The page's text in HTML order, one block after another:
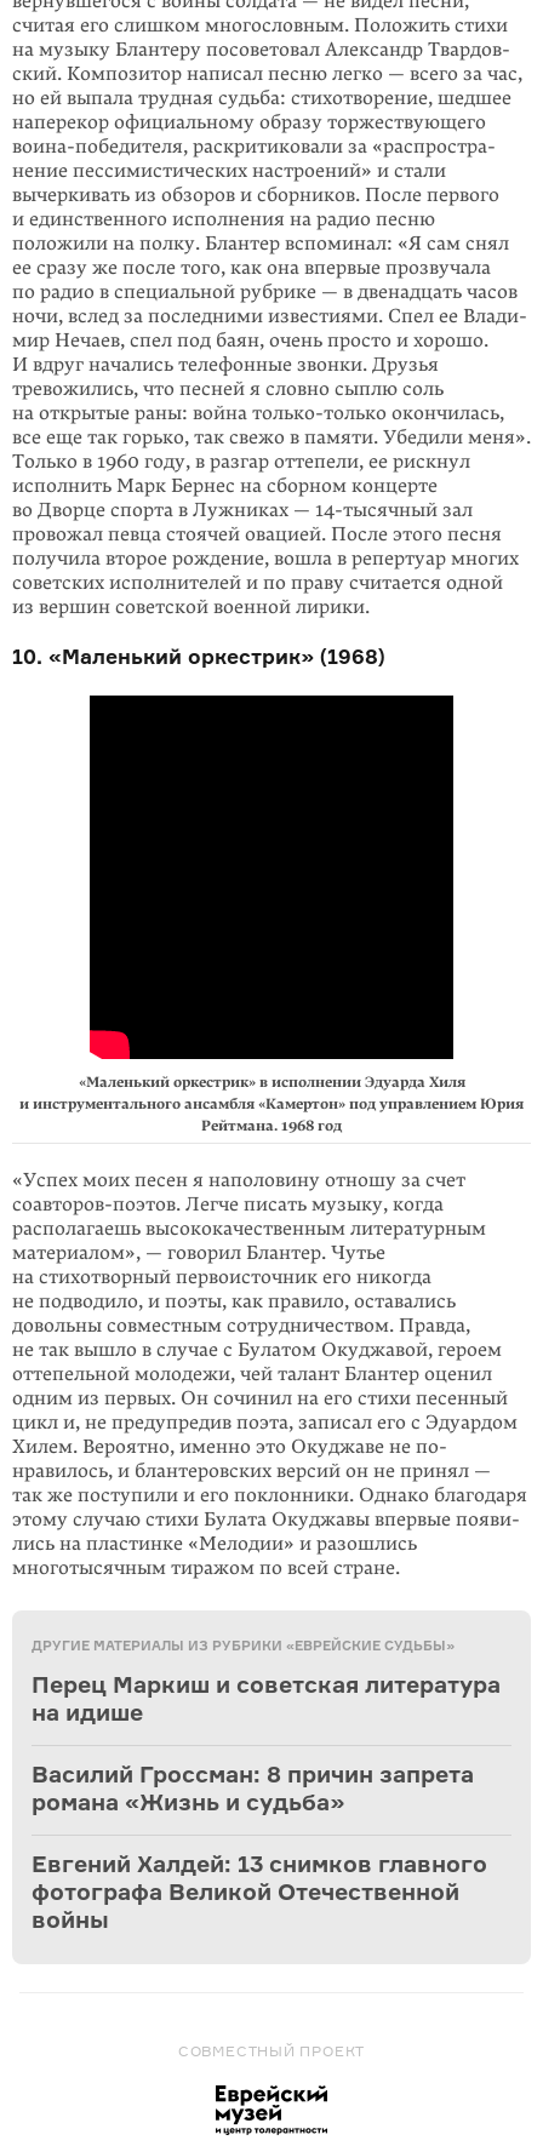
считая его слишком многословным. Положить стихи
на музы­ку Блантеру посоветовал Александр Твардов­
ский. Композитор написал песню легко — всего за час,
но ей выпала трудная судьба: стихотворение, шедшее
наперекор официальному образу торжествующего
воина-победителя, раскри­тиковали за «распростра­
нение пессимистических настроений» и стали
вычеркивать из обзоров и сбор­ников. После первого
и единственного испол­нения на радио песню
положили на полку. Блантер вспоминал: «Я сам снял
ее сразу же после того, как она впервые прозвучала
по радио в специальной рубрике — в двенадцать часов
ночи, вслед за последними известиями. Спел ее Влади­
мир Нечаев, спел под баян, очень просто и хорошо.
И вдруг начались телефонные звонки. Друзья
тревожились, что песней я словно сыплю соль
на открытые раны: война только-только окончилась,
все еще так горько, так свежо в памяти. Убедили меня».
Только в 1960 году, в разгар оттепели, ее рискнул
исполнить Марк Бернес на сбор­ном концерте
во Дворце спорта в Лужни­ках — 14-тысячный зал
провожал певца стоячей овацией. После этого песня
получи­ла второе рождение, вошла в репертуар многих
советских исполнителей и по праву считается одной
из вершин советской военной лирики.
10. «Маленький оркестрик» (1968)
«Маленький оркестрик» в исполнении Эдуарда Хиля
и инструментального ансамбля «Камертон» под управлением Юрия
Рейтмана. 1968 год
«Успех моих песен я наполовину отношу за счет
соавторов-поэтов. Легче писать музыку, когда
располагаешь высококаче­ственным литературным
материалом», — говорил Блантер. Чутье
на стихотворный первоисточник его никогда
не подводило, и поэты, как правило, оставались
довольны совместным сотрудничеством. Правда,
не так вышло в случае с Булатом Окуджавой, героем
оттепельной молодежи, чей талант Блантер оценил
одним из первых. Он сочи­нил на его стихи песенный
цикл и, не пре­дупредив поэта, записал его с Эдуар­дом
Хилем. Вероятно, именно это Окуджаве не по­
нравилось, и бланте­ров­ских версий он не принял —
так же поступили и его поклонники. Однако благодаря
этому случаю стихи Булата Окуджавы впервые появи­
лись на пластинке «Мелодии» и разошлись
многотысячным тиражом по всей стране.
ДРУГИЕ МАТЕРИАЛЫ ИЗ РУБРИКИ «ЕВРЕЙСКИЕ СУДЬБЫ»
Перец Маркиш и советская литература
на идише
Василий Гроссман: 8 причин запрета
романа «Жизнь и судьба»
Евгений Халдей: 13 снимков главного
фотографа Великой Отечественной
войны
СОВМЕСТНЫЙ ПРОЕКТ